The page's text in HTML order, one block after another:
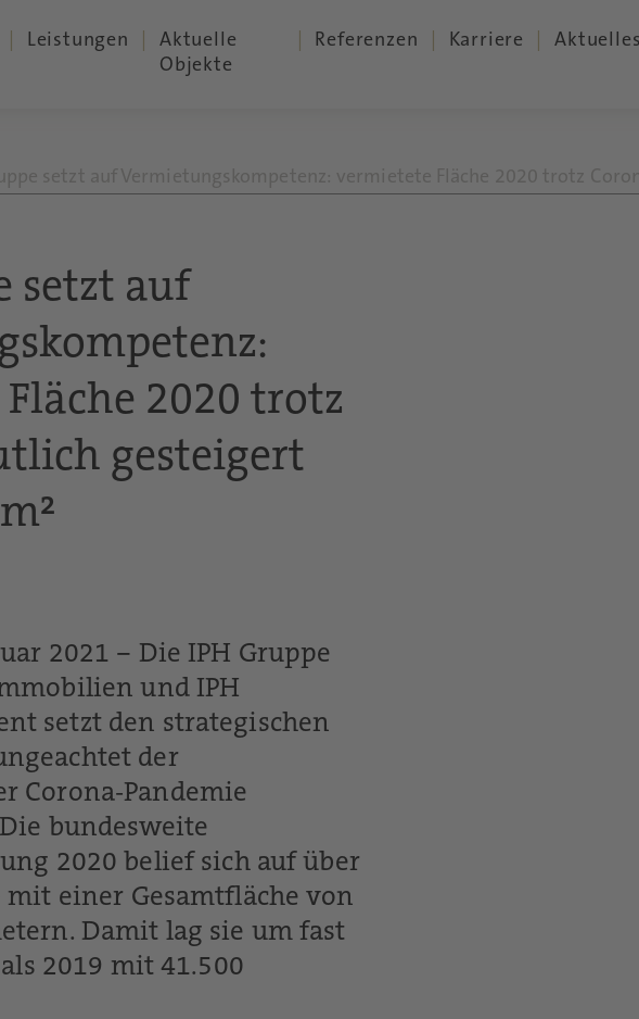
Leistungen
Aktuelle
Objekte
Referenzen Karriere Aktuelles
setzt auf Vermietungskompetenz: vermietete Fläche 2020 trotz
setzt auf
2020 trotz
gesteigert
2021 – Die IPH Gruppe
und IPH
setzt den strategischen
der
Corona-Pandemie
bundesweite
2020 belief sich auf über
einer Gesamtfläche von
Damit lag sie um fast
2019 mit 41.500